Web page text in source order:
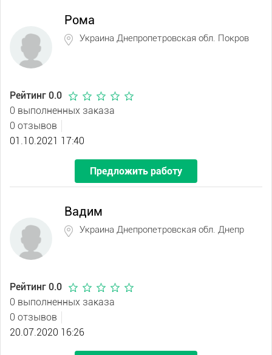
Рома
Украина Днепропетровская обл. Покров
Рейтинг 0.0
0 выполненных заказа
0 отзывов
01.10.2021 17:40
Предложить работу
Вадим
Украина Днепропетровская обл. Днепр
Рейтинг 0.0
0 выполненных заказа
0 отзывов
20.07.2020 16:26